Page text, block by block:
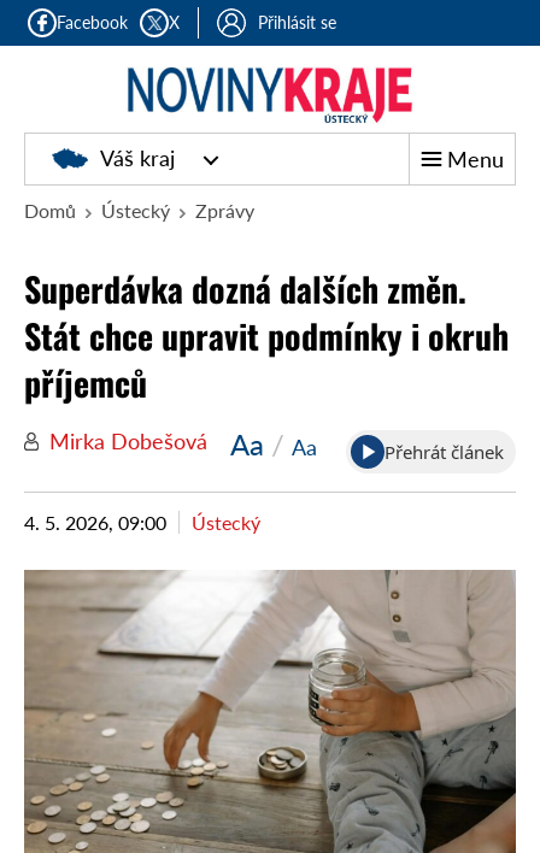
Facebook X Přihlásit se
Váš kraj Menu
Domů Ústecký Zprávy
Superdávka dozná dalších změn.
Stát chce upravit podmínky i okruh
příjemců
Mirka Dobešová Aa / Aa Přehrát článek
4. 5. 2026, 09:00 Ústecký